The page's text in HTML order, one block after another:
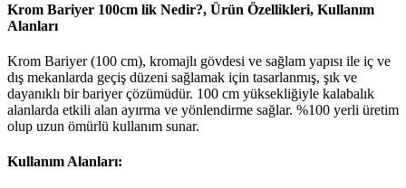
Krom Bariyer 100cm lik Nedir?, Ürün Özellikleri, Kullanım
Alanları
Krom Bariyer (100 cm), kromajlı gövdesi ve sağlam yapısı ile iç ve
dış mekanlarda geçiş düzeni sağlamak için tasarlanmış, şık ve
dayanıklı bir bariyer çözümüdür. 100 cm yüksekliğiyle kalabalık
alanlarda etkili alan ayırma ve yönlendirme sağlar. %100 yerli üretim
olup uzun ömürlü kullanım sunar.
Kullanım Alanları: